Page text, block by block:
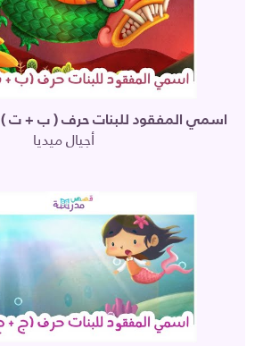
اسمي المفقود للبنات حرف ( ب + ت )
أجيال ميديا